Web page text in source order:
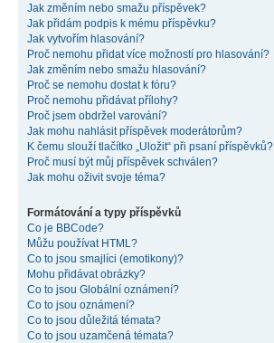
Jak změním nebo smažu příspěvek?
Jak přidám podpis k mému příspěvku?
Jak vytvořím hlasování?
Proč nemohu přidat více možností pro hlasování?
Jak změním nebo smažu hlasování?
Proč se nemohu dostat k fóru?
Proč nemohu přidávat přílohy?
Proč jsem obdržel varování?
Jak mohu nahlásit příspěvek moderátorům?
K čemu slouží tlačítko „Uložit“ při psaní příspěvků?
Proč musí být můj příspěvek schválen?
Jak mohu oživit svoje téma?
Formátování a typy příspěvků
Co je BBCode?
Můžu používat HTML?
Co to jsou smajlíci (emotikony)?
Mohu přidávat obrázky?
Co to jsou Globální oznámení?
Co to jsou oznámení?
Co to jsou důležitá témata?
Co to jsou uzamčená témata?